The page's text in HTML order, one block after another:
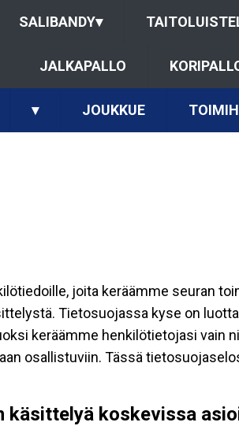
SALIBANDY▾
JALKAPALLO
▾ JOUKKUE
joita keräämme seuran
Tietosuojassa kyse on
keräämme henkilötietojasi vain
osallistuviin. Tässä
käsittelyä koskevissa